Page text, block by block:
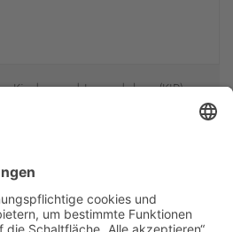
Kinder- und Jugendplans (KJP).
Rahmen der Evangelischen
Jugendbildung statt